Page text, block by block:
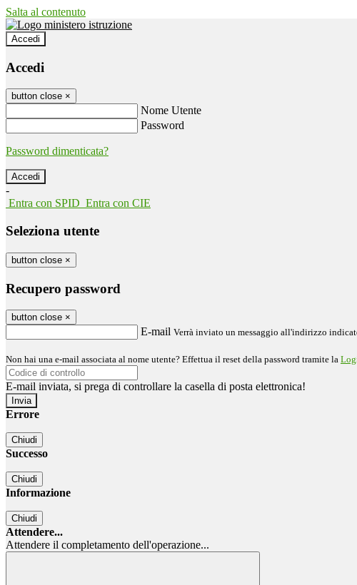
Salta al contenuto
Accedi
Accedi
button close ×
Nome Utente
Password
Password dimenticata?
-
Entra con SPID Entra con CIE
Seleziona utente
button close ×
Recupero password
button close ×
E-mail Verrà inviato un messaggio all'indirizzo
Non hai una e-mail associata al nome utente? Effettua il reset della password tramite la
E-mail inviata, si prega di controllare la casella di posta elettronica!
Errore
Chiudi
Successo
Chiudi
Informazione
Chiudi
Attendere...
Attendere il completamento dell'operazione...